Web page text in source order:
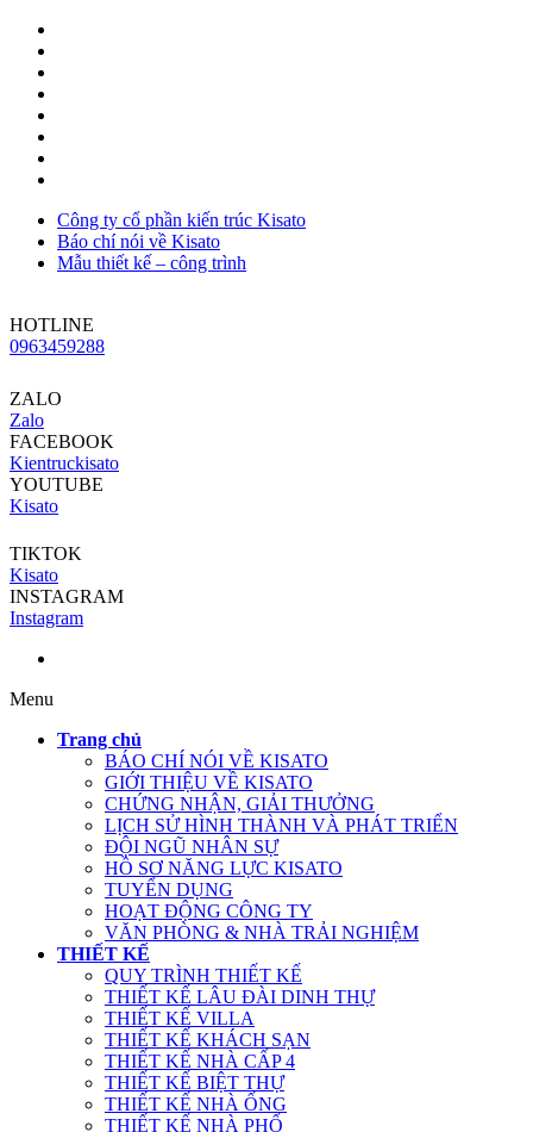
Công ty cổ phần kiến trúc Kisato
Báo chí nói về Kisato
Mẫu thiết kế – công trình
HOTLINE
0963459288
ZALO
Zalo
FACEBOOK
Kientruckisato
YOUTUBE
Kisato
TIKTOK
Kisato
INSTAGRAM
Instagram
Menu
Trang chủ
BÁO CHÍ NÓI VỀ KISATO
GIỚI THIỆU VỀ KISATO
CHỨNG NHẬN, GIẢI THƯỞNG
LỊCH SỬ HÌNH THÀNH VÀ PHÁT TRIỂN
ĐỘI NGŨ NHÂN SỰ
HỒ SƠ NĂNG LỰC KISATO
TUYỂN DỤNG
HOẠT ĐỘNG CÔNG TY
VĂN PHÒNG & NHÀ TRẢI NGHIỆM
THIẾT KẾ
QUY TRÌNH THIẾT KẾ
THIẾT KẾ LÂU ĐÀI DINH THỰ
THIẾT KẾ VILLA
THIẾT KẾ KHÁCH SẠN
THIẾT KẾ NHÀ CẤP 4
THIẾT KẾ BIỆT THỰ
THIẾT KẾ NHÀ ỐNG
THIẾT KẾ NHÀ PHỐ